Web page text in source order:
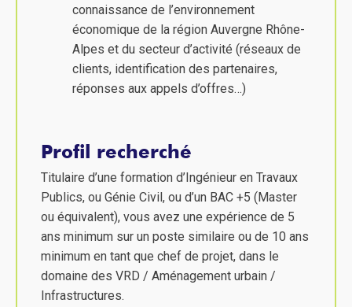
connaissance de l’environnement
économique de la région Auvergne Rhône-
Alpes et du secteur d’activité (réseaux de
clients, identification des partenaires,
réponses aux appels d’offres…)
Profil recherché
Titulaire d’une formation d’Ingénieur en Travaux
Publics, ou Génie Civil, ou d’un BAC +5 (Master
ou équivalent), vous avez une expérience de 5
ans minimum sur un poste similaire ou de 10 ans
minimum en tant que chef de projet, dans le
domaine des VRD / Aménagement urbain /
Infrastructures.